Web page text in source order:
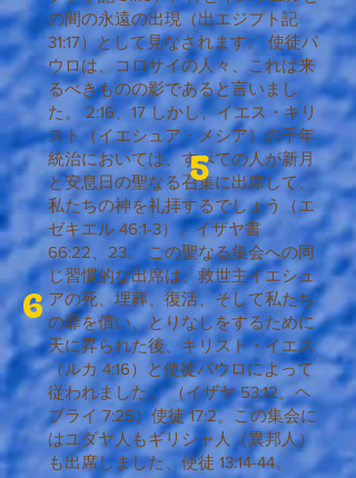
の間の永遠の出現（出エジプト記
31:17）として見なされます。 使徒パ
ウロは、コロサイの人々、これは来
るべきものの影であると言いまし
た。 2:16、17 しかし、イエス・キリ
スト（イエシュア・メシア）の千年
統治においては、すべての人が新月
と安息日の聖なる召集に出席して、
私たちの神を礼拝するでしょう（エ
ゼキエル 46:1-3）。イザヤ書
66:22、23。 この聖なる集会への同
じ習慣的な出席は、救世主イエシュ
アの死、埋葬、復活、そして私たち
の罪を償い、とりなしをするために
天に昇られた後、キリスト・イエス
（ルカ 4:16）と使徒パウロによって
従われました。 （イザヤ 53:12。ヘ
ブライ 7:25）使徒 17:2。この集会に
はユダヤ人もギリシャ人（異邦人）
も出席しました、使徒 13:14-44。
5
6